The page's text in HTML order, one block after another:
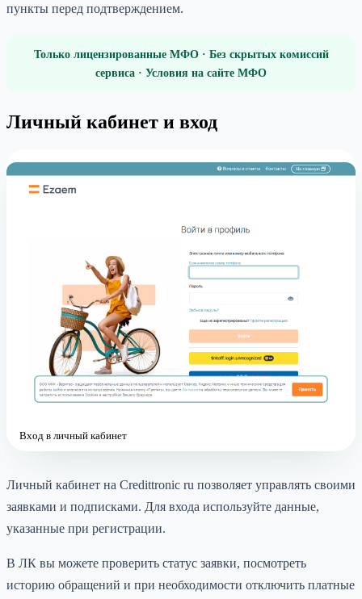
пункты перед подтверждением.
Только лицензированные МФО · Без скрытых комиссий
сервиса · Условия на сайте МФО
Личный кабинет и вход
Вход в личный кабинет
Личный кабинет на Credittronic ru позволяет управлять своими
заявками и подписками. Для входа используйте данные,
указанные при регистрации.
В ЛК вы можете проверить статус заявки, посмотреть
историю обращений и при необходимости отключить платные